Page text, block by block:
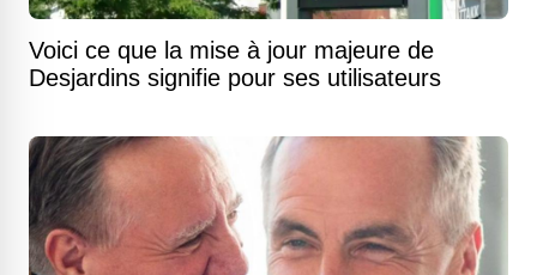
Voici ce que la mise à jour majeure de
Desjardins signifie pour ses utilisateurs